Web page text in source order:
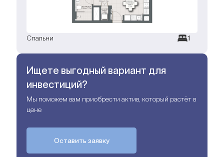
Спальни 1
Ищете выгодный вариант для
инвестиций?
Мы поможем вам приобрести актив, который растёт в
цене
Оставить заявку